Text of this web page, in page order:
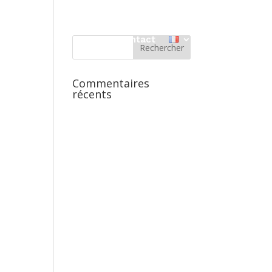
Médias Contact
Commentaires
récents